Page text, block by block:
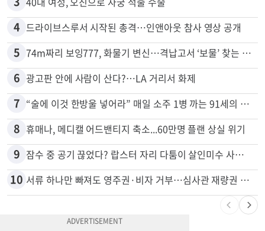
4 드라이브스루서 시작된 총격…인앤아웃 참사 영상 공개
5 74m짜리 보잉777, 화물기 변신…격납고서 ‘보물’ 찾는 인천공항
6 광고판 안에 사람이 산다?…LA 거리서 화제
7 “술에 이것 한방울 넣어라” 매일 소주 1병 까는 91세의 철칙
8 휴매나, 메디캘 어드밴티지 축소...60만명 플랜 상실 위기
9 잠수 중 공기 끊었다? 랍스터 자리 다툼이 살인미수 사건으로
10 서류 하나만 빠져도 영주권·비자 거부…심사관 재량권 대폭 확대